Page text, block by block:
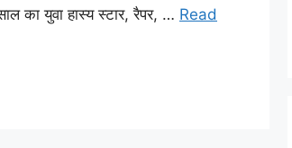
का युवा हास्य स्टार, रैपर, … Read